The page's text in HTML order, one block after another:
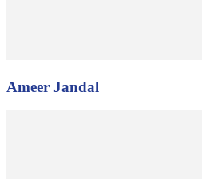
Ameer Jandal